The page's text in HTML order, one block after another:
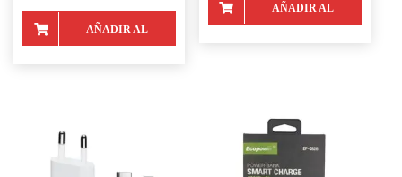
AÑADIR AL
AÑADIR AL